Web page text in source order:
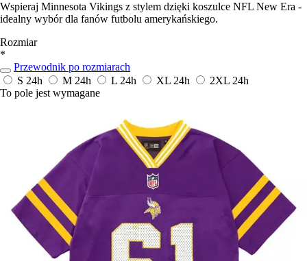
Wspieraj Minnesota Vikings z stylem dzięki koszulce NFL New Era -
idealny wybór dla fanów futbolu amerykańskiego.
Rozmiar
*
Przewodnik po rozmiarach
S 24h M 24h L 24h XL 24h 2XL 24h
To pole jest wymagane